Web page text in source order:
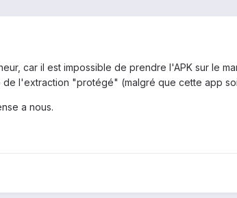
car il est impossible de prendre l'APK sur le
de l'extraction "protégé" (malgré que cette app
a nous.